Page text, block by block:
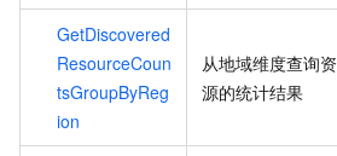
GetDiscovered
ResourceCoun
tsGroupByReg
ion
从地域维度查询资
源的统计结果